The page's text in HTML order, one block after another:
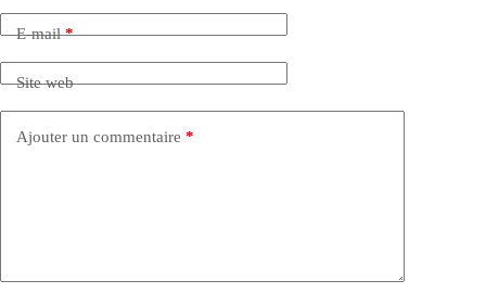
E-mail*
Site web
Ajouter un commentaire *